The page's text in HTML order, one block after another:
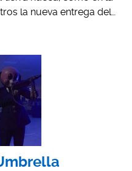
la nueva entrega del…